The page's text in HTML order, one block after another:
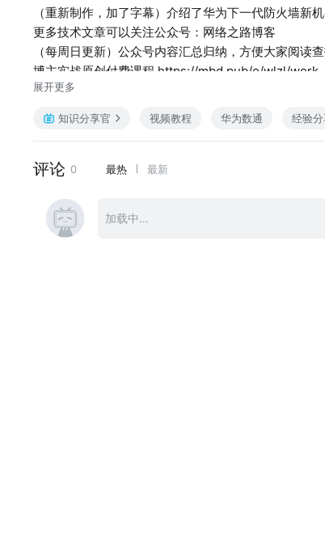
（重新制作，加了字幕）介绍了华为下一代防火墙
更多技术文章可以关注公众号：网络之路博客
（每周日更新）公众号内容汇总归纳，方便大家阅
博主实战原创付费课程 https://mbd.pub/o/wlzl/work
展开更多
知识分享官 视频教程 华为数通 经验